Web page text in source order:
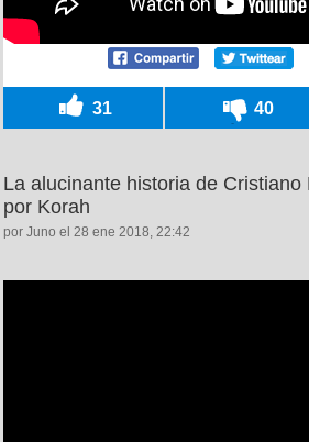
31 40
La alucinante historia de Cristiano
por Korah
por Juno el 28 ene 2018, 22:42